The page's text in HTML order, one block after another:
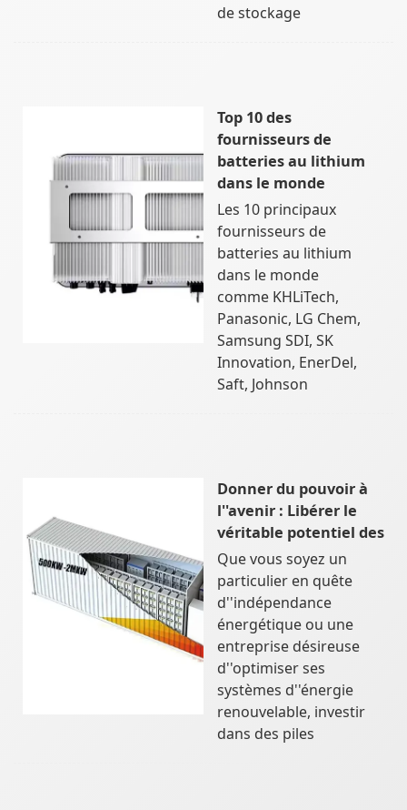
de stockage
Top 10 des
fournisseurs de
batteries au lithium
dans le monde
Les 10 principaux
fournisseurs de
batteries au lithium
dans le monde
comme KHLiTech,
Panasonic, LG Chem,
Samsung SDI, SK
Innovation, EnerDel,
Saft, Johnson
Donner du pouvoir à
l''avenir : Libérer le
véritable potentiel des
Que vous soyez un
particulier en quête
d''indépendance
énergétique ou une
entreprise désireuse
d''optimiser ses
systèmes d''énergie
renouvelable, investir
dans des piles